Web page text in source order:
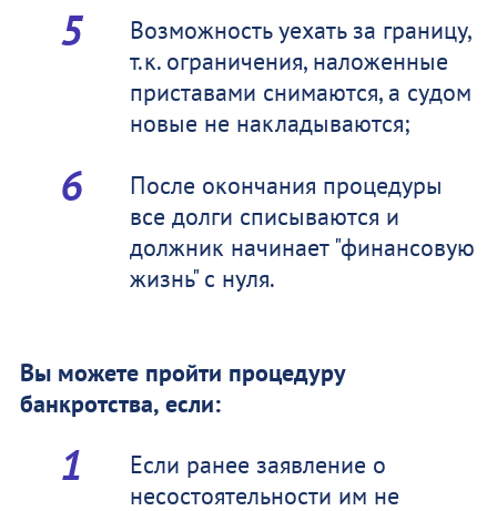
Возможность уехать за границу,
т.к. ограничения, наложенные
приставами снимаются, а судом
новые не накладываются;
После окончания процедуры
все долги списываются и
должник начинает "финансовую
жизнь" с нуля.
Вы можете пройти процедуру
банкротства, если:
Если ранее заявление о
несостоятельности им не